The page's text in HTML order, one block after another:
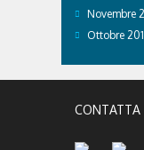
Novembre
Ottobre
CONTATTA